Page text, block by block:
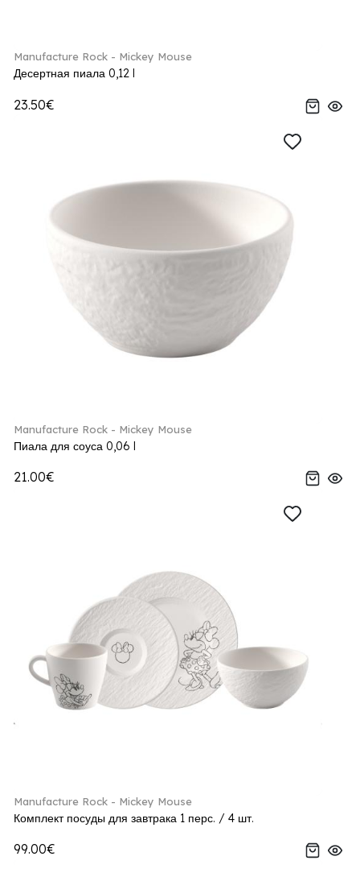
Manufacture Rock - Mickey Mouse
Десертная пиала 0,12 l
23.50€
Manufacture Rock - Mickey Mouse
Пиала для соуса 0,06 l
21.00€
Manufacture Rock - Mickey Mouse
Комплект посуды для завтрака 1 перс. / 4 шт.
99.00€